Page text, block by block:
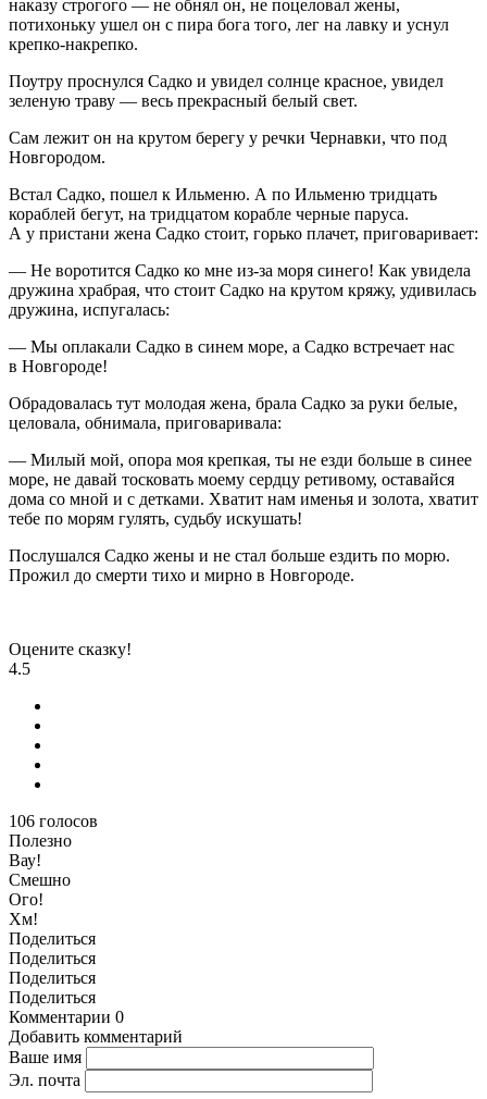
наказу строгого — не обнял он, не поцеловал жены,
потихоньку ушел он с пира бога того, лег на лавку и уснул
крепко-накрепко.
Поутру проснулся Садко и увидел солнце красное, увидел
зеленую траву — весь прекрасный белый свет.
Сам лежит он на крутом берегу у речки Чернавки, что под
Новгородом.
Встал Садко, пошел к Ильменю. А по Ильменю тридцать
кораблей бегут, на тридцатом корабле черные паруса.
А у пристани жена Садко стоит, горько плачет, приговаривает:
— Не воротится Садко ко мне из-за моря синего! Как увидела
дружина храбрая, что стоит Садко на крутом кряжу, удивилась
дружина, испугалась:
— Мы оплакали Садко в синем море, а Садко встречает нас
в Новгороде!
Обрадовалась тут молодая жена, брала Садко за руки белые,
целовала, обнимала, приговаривала:
— Милый мой, опора моя крепкая, ты не езди больше в синее
море, не давай тосковать моему сердцу ретивому, оставайся
дома со мной и с детками. Хватит нам именья и золота, хватит
тебе по морям гулять, судьбу искушать!
Послушался Садко жены и не стал больше ездить по морю.
Прожил до смерти тихо и мирно в Новгороде.
Оцените сказку!
4.5
106 голосов
Полезно
Вау!
Смешно
Ого!
Хм!
Поделиться
Поделиться
Поделиться
Поделиться
Комментарии 0
Добавить комментарий
Ваше имя
Эл. почта